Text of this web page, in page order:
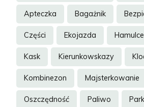
Apteczka Bagażnik
Części Ekojazda Hamulce
Kask Kierunkowskazy
Kombinezon Majsterkowanie
Oszczędność Paliwo